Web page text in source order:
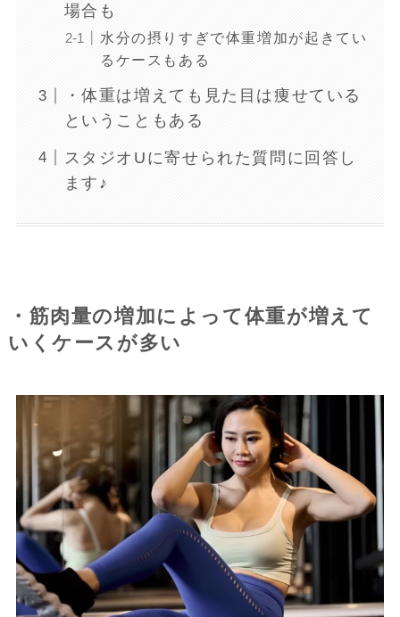
場合も
水分の摂りすぎで体重増加が起きてい
るケースもある
・体重は増えても見た目は痩せている
ということもある
スタジオUに寄せられた質問に回答し
ます♪
・筋肉量の増加によって体重が増えて
いくケースが多い